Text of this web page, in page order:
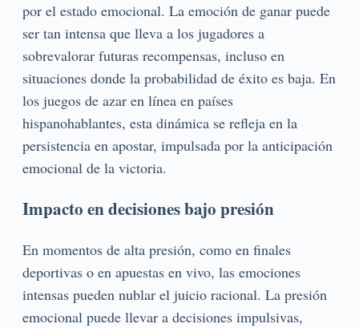
por el estado emocional. La emoción de ganar puede
ser tan intensa que lleva a los jugadores a
sobrevalorar futuras recompensas, incluso en
situaciones donde la probabilidad de éxito es baja. En
los juegos de azar en línea en países
hispanohablantes, esta dinámica se refleja en la
persistencia en apostar, impulsada por la anticipación
emocional de la victoria.
Impacto en decisiones bajo presión
En momentos de alta presión, como en finales
deportivas o en apuestas en vivo, las emociones
intensas pueden nublar el juicio racional. La presión
emocional puede llevar a decisiones impulsivas,